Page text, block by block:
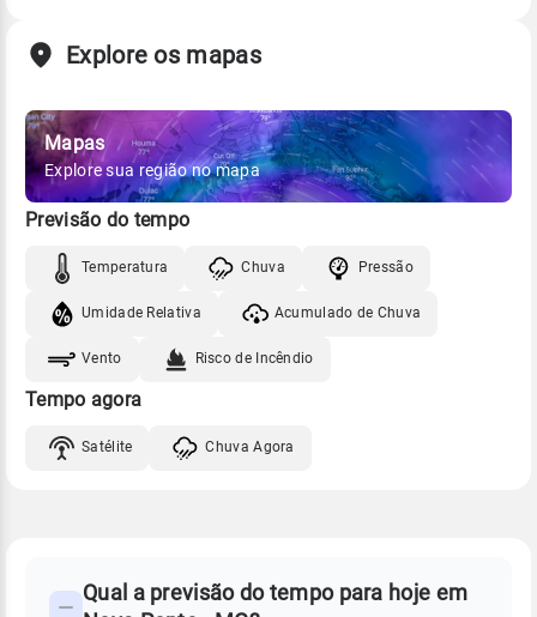
Explore os mapas
Mapas
Explore sua região no mapa
Previsão do tempo
Temperatura Chuva Pressão
Umidade Relativa Acumulado de Chuva
Vento Risco de Incêndio
Tempo agora
Satélite Chuva Agora
Qual a previsão do tempo para hoje em